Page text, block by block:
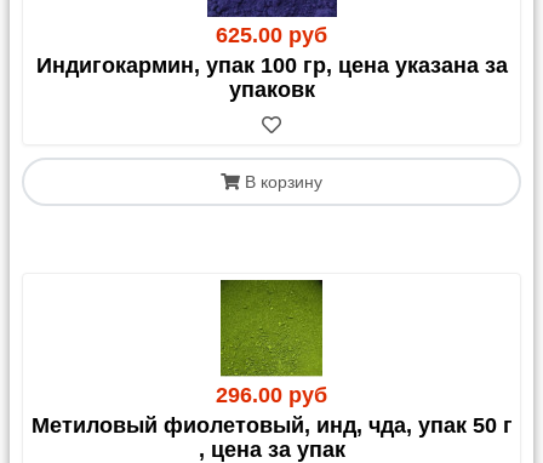
625.00 руб
Индигокармин, упак 100 гр, цена указана за
упаковк
В корзину
296.00 руб
Метиловый фиолетовый, инд, чда, упак 50 г
, цена за упак